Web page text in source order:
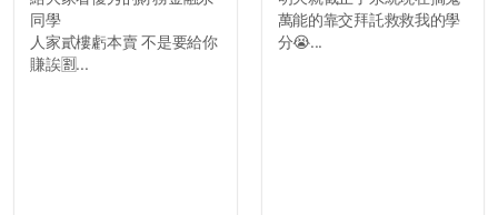
同學
人家貳樓虧本賣 不是要給你
賺誒🈹...
萬能的靠交拜託救救我的學
分😭...